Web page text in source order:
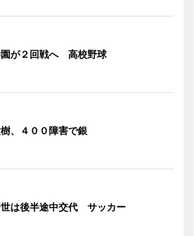
園が２回戦へ 高校野球
、４００障害で銀
世は後半途中交代 サッカー